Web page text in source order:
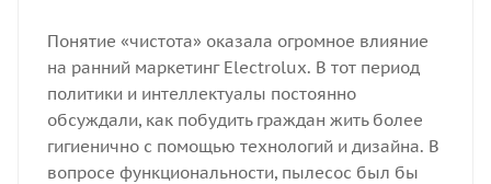
Понятие «чистота» оказала огромное влияние
на ранний маркетинг Electrolux. В тот период
политики и интеллектуалы постоянно
обсуждали, как побудить граждан жить более
гигиенично с помощью технологий и дизайна. В
вопросе функциональности, пылесос был бы